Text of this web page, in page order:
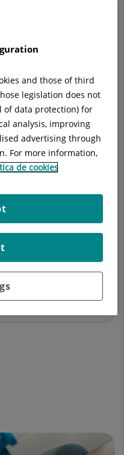
Cor
and those of third
legislation does not
of data protection) for
analysis, improving
advertising through
For more information,
de cookies